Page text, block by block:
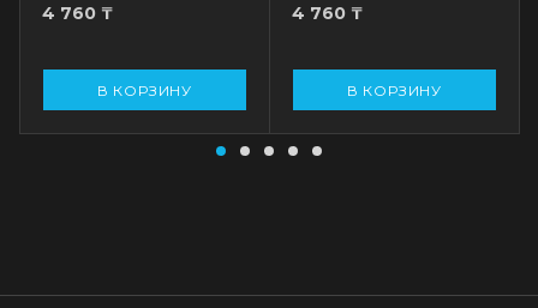
зеленый
4 760 ₸
В КОРЗИНУ
4 760 ₸
В КОРЗИНУ